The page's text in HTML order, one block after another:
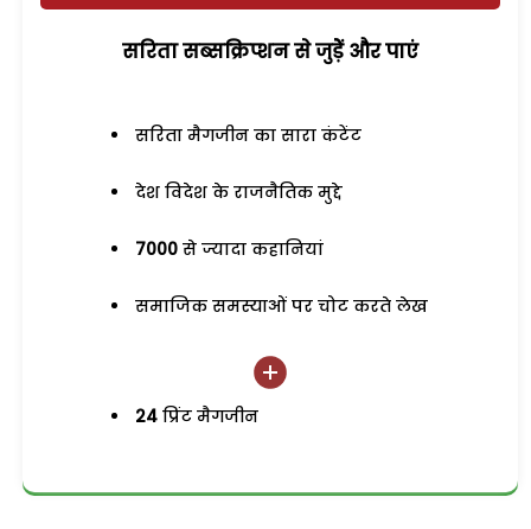
सरिता सब्सक्रिप्शन से जुड़ेें और पाएं
सरिता मैगजीन का सारा कंटेंट
देश विदेश के राजनैतिक मुद्दे
7000 से ज्यादा कहानियां
समाजिक समस्याओं पर चोट करते लेख
24 प्रिंट मैगजीन